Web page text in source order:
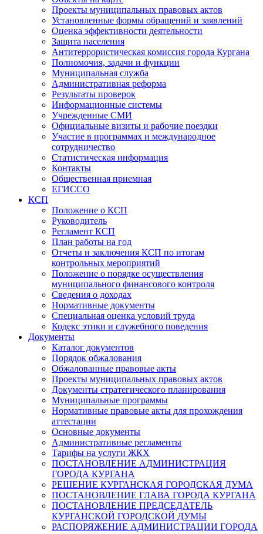
Проекты муниципальных правовых актов
Установленные формы обращений и заявлений
Оценка эффективности деятельности
Защита населения
Антитеррористическая комиссия города Кургана
Полномочия, задачи и функции
Муниципальная служба
Административная реформа
Результаты проверок
Информационные системы
Учрежденные СМИ
Официальные визиты и рабочие поездки
Участие в программах и международное
сотрудничество
Статистическая информация
Контакты
Общественная приемная
ЕГИССО
КСП
Положение о КСП
Руководитель
Регламент КСП
План работы на год
Отчеты и заключения КСП по итогам
контрольных мероприятий
Положение о порядке осуществления
муниципального финансового контроля
Сведения о доходах
Нормативные документы
Специальная оценка условий труда
Кодекс этики и служебного поведения
Документы
Каталог документов
Порядок обжалования
Обжалованные правовые акты
Проекты муниципальных правовых актов
Документы стратегического планирования
Муниципальные программы
Нормативные правовые акты для прохождения
аттестации
Основные документы
Административные регламенты
Тарифы на услуги ЖКХ
ПОСТАНОВЛЕНИЕ АДМИНИСТРАЦИЯ
ГОРОДА КУРГАНА
РЕШЕНИЕ КУРГАНСКАЯ ГОРОДСКАЯ ДУМА
ПОСТАНОВЛЕНИЕ ГЛАВА ГОРОДА КУРГАНА
ПОСТАНОВЛЕНИЕ ПРЕДСЕДАТЕЛЬ
КУРГАНСКОЙ ГОРОДСКОЙ ДУМЫ
РАСПОРЯЖЕНИЕ АДМИНИСТРАЦИИ ГОРОДА